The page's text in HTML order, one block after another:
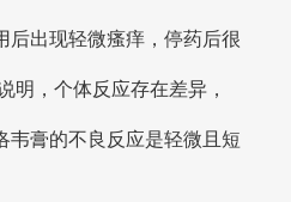
后出现轻微瘙痒，停药后很
明，个体反应存在差异，
韦膏的不良反应是轻微且短